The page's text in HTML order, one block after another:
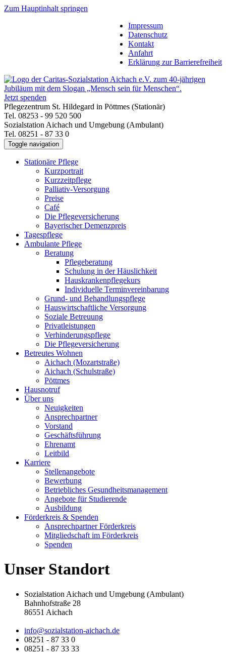
Zum Hauptinhalt springen
Impressum
Datenschutz
Kontakt
Anfahrt
Erklärung zur Barrierefreiheit
Jetzt spenden
Pflegezentrum St. Hildegard in Pöttmes (Stationär)
Tel. 08253 - 99 520 500
Sozialstation Aichach und Umgebung (Ambulant)
Tel. 08251 - 87 33 0
Toggle navigation
Stationäre Pflege
Kurzportrait
Kurzzeitpflege
Palliativ-Versorgung
Preise
Café
Die Pflegeversicherung
Bayerischer Demenzpreis
Tagespflege
Ambulante Pflege
Beratung
Pflegeberatung
Schulung in der Häuslichkeit
Hauskrankenpflegekurs
Individuelle Terminvereinbarung
Grund- und Behandlungspflege
Hauswirtschaftliche Versorgung
Soziale Betreuung
Privatleistungen
Verhinderungspflege
Die Pflegeversicherung
Betreutes Wohnen
Aichach (Mozartstraße)
Aichach (Schulstraße)
Pöttmes
Hausnotruf
Über uns
Neuigkeiten
Ansprechpartner
Vorstand
Geschäftsführung
Ehrenamt
Leitbild
Karriere
Stellenangebote
Bewerbung
Betriebliches Gesundheitsmanagement
Angebote für Studierende
Ausbildung
Förderkreis & Spenden
Ansprechpartner Förderkreis
Mitgliedschaft im Förderkreis
Spenden
Unser Standort
Sozialstation Aichach und Umgebung (Ambulant)
Bahnhofstraße 28
86551 Aichach
info@sozialstation-aichach.de
08251 - 87 33 0
08251 - 87 33 33